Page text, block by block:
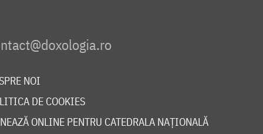
NOI
DE COOKIES
ONLINE PENTRU CATEDRALA NAȚIONALĂ